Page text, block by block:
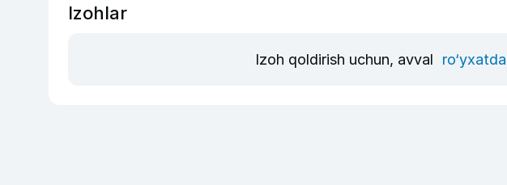
Izohlar
Izoh qoldirish uchun, avval